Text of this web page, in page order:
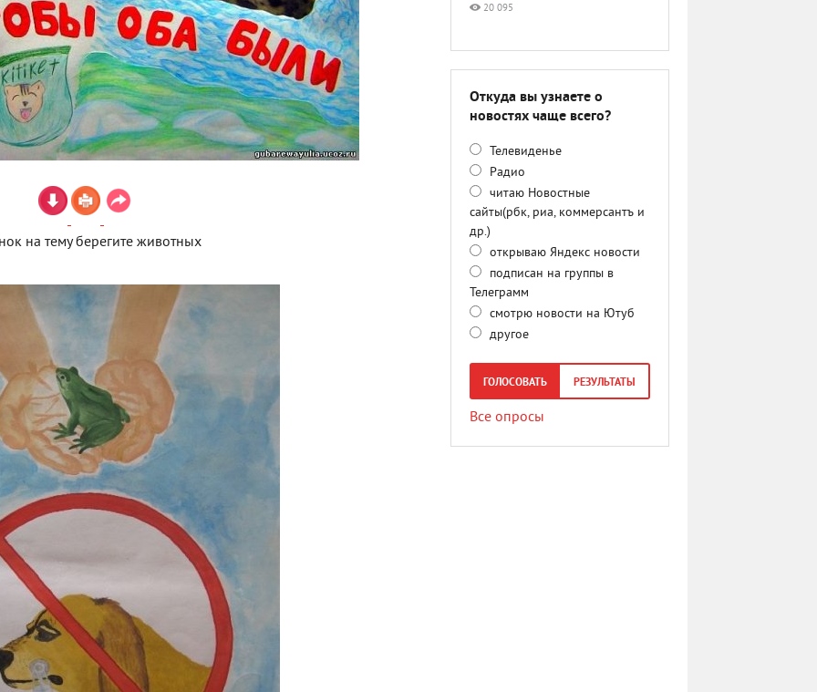
на тему берегите животных
20 095
Откуда вы узнаете о
новостях чаще всего?
Телевиденье
Радио
читаю Новостные
сайты(рбк, риа, коммерсантъ и
др.)
открываю Яндекс новости
подписан на группы в
Телеграмм
смотрю новости на Ютуб
другое
ГОЛОСОВАТЬ РЕЗУЛЬТАТЫ
Все опросы